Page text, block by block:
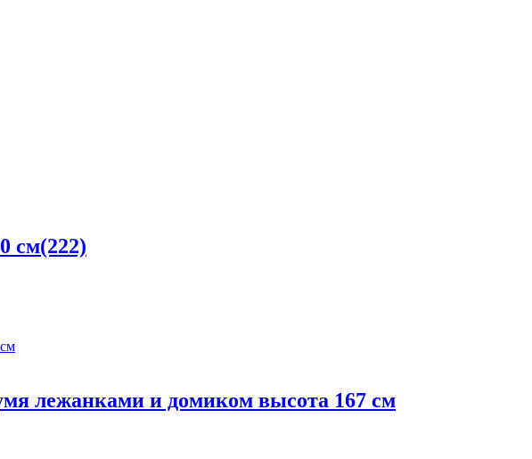
см(222)
лежанками и домиком высота 167 см